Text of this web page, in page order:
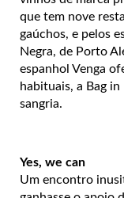
que tem nove
gaúchos, e pelos
Negra, de Porto
espanhol Venga
habituais, a Bag
sangria.
Yes, we can
Um encontro